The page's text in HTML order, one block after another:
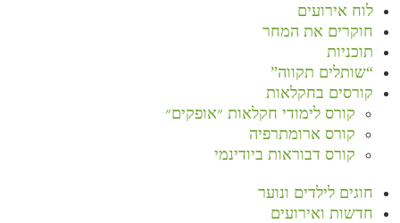
לוח אירועים
חוקרים את המחר
תוכניות
“שותלים תקווה”
קורסים בחקלאות
קורס לימודי חקלאות ״אופקים״
קורס ארומתרפיה
קורס דבוראות ביודינמי
חוגים לילדים ונוער
חדשות ואירועים